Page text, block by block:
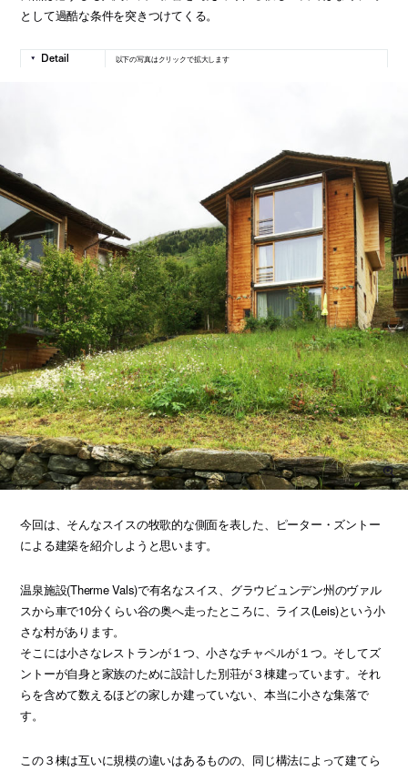
として過酷な条件を突きつけてくる。
以下の写真はクリックで拡大します
今回は、そんなスイスの牧歌的な側面を表した、ピーター・ズントー
による建築を紹介しようと思います。
温泉施設(Therme Vals)で有名なスイス、グラウビュンデン州のヴァル
スから車で10分くらい谷の奥へ走ったところに、ライス(Leis)という小
さな村があります。
そこには小さなレストランが１つ、小さなチャペルが１つ。そしてズ
ントーが自身と家族のために設計した別荘が３棟建っています。それ
らを含めて数えるほどの家しか建っていない、本当に小さな集落で
す。
この３棟は互いに規模の違いはあるものの、同じ構法によって建てら